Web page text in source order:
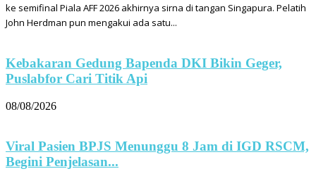
ke semifinal Piala AFF 2026 akhirnya sirna di tangan Singapura. Pelatih
John Herdman pun mengakui ada satu...
Kebakaran Gedung Bapenda DKI Bikin Geger,
Puslabfor Cari Titik Api
08/08/2026
Viral Pasien BPJS Menunggu 8 Jam di IGD RSCM,
Begini Penjelasan...